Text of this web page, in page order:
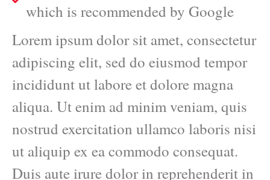
which is recommended by Google
Lorem ipsum dolor sit amet, consectetur
adipiscing elit, sed do eiusmod tempor
incididunt ut labore et dolore magna
aliqua. Ut enim ad minim veniam, quis
nostrud exercitation ullamco laboris nisi
ut aliquip ex ea commodo consequat.
Duis aute irure dolor in reprehenderit in